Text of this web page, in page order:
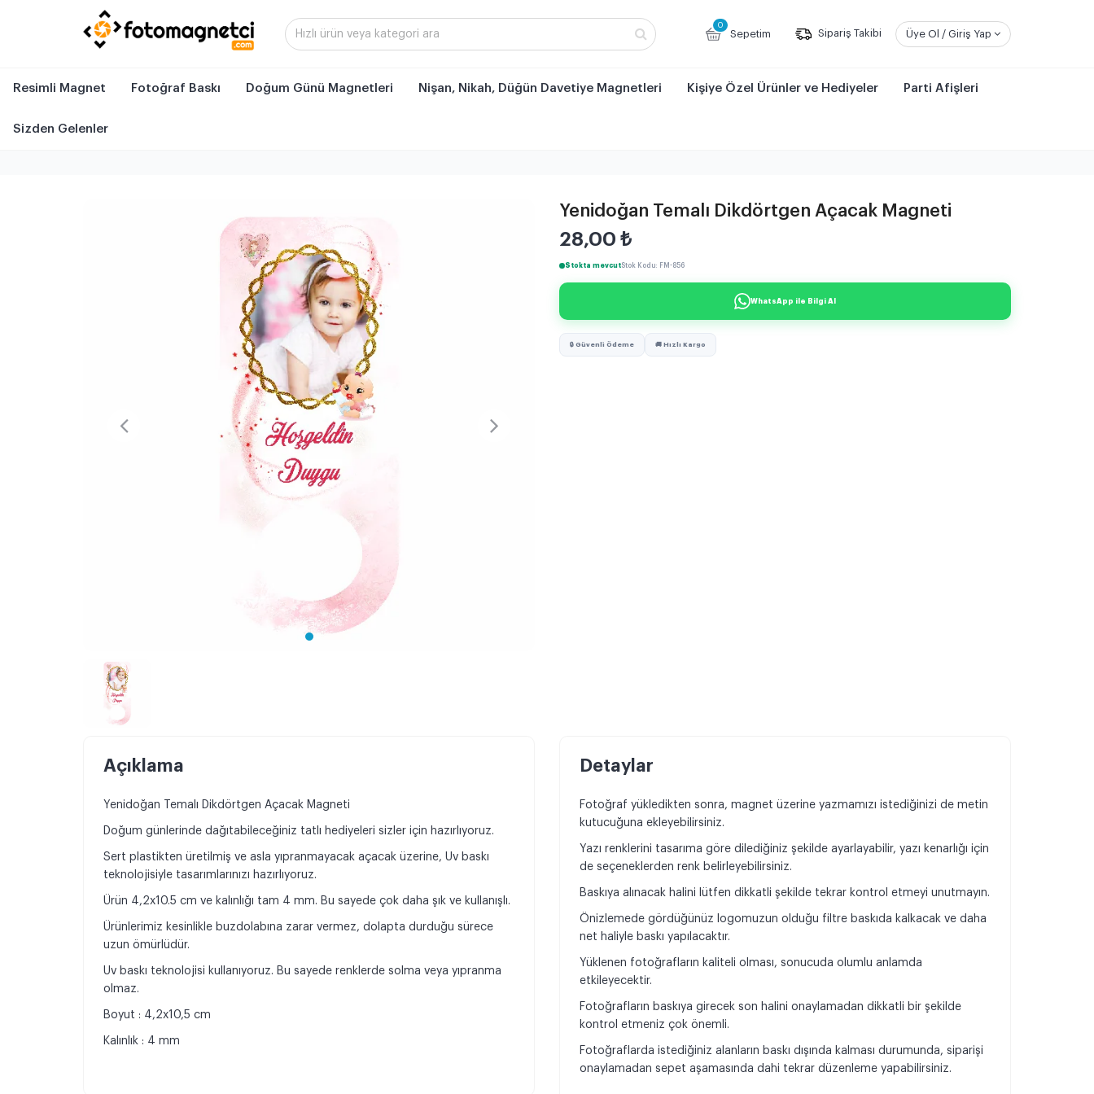
Sepetim
0
Sipariş Takibi Üye Ol / Giriş Yap
Resimli Magnet Fotoğraf Baskı Doğum Günü Magnetleri Nişan, Nikah, Düğün Davetiye Magnetleri Kişiye Özel Ürünler ve Hediyeler Parti Afişleri
Sizden Gelenler
Yenidoğan Temalı Dikdörtgen Açacak Magneti
28,00 ₺
Stokta mevcutStok Kodu: FM-856
WhatsApp ile Bilgi Al
🔒 Güvenli Ödeme 🚚 Hızlı Kargo
Açıklama
Yenidoğan Temalı Dikdörtgen Açacak Magneti
Doğum günlerinde dağıtabileceğiniz tatlı hediyeleri sizler için hazırlıyoruz.
Sert plastikten üretilmiş ve asla yıpranmayacak açacak üzerine, Uv baskı
teknolojisiyle tasarımlarınızı hazırlıyoruz.
Ürün 4,2x10.5 cm ve kalınlığı tam 4 mm. Bu sayede çok daha şık ve kullanışlı.
Ürünlerimiz kesinlikle buzdolabına zarar vermez, dolapta durduğu sürece
uzun ömürlüdür.
Uv baskı teknolojisi kullanıyoruz. Bu sayede renklerde solma veya yıpranma
olmaz.
Boyut : 4,2x10,5 cm
Kalınlık : 4 mm
Detaylar
Fotoğraf yükledikten sonra, magnet üzerine yazmamızı istediğinizi de metin
kutucuğuna ekleyebilirsiniz.
Yazı renklerini tasarıma göre dilediğiniz şekilde ayarlayabilir, yazı kenarlığı için
de seçeneklerden renk belirleyebilirsiniz.
Baskıya alınacak halini lütfen dikkatli şekilde tekrar kontrol etmeyi unutmayın.
Önizlemede gördüğünüz logomuzun olduğu filtre baskıda kalkacak ve daha
net haliyle baskı yapılacaktır.
Yüklenen fotoğrafların kaliteli olması, sonucuda olumlu anlamda
etkileyecektir.
Fotoğrafların baskıya girecek son halini onaylamadan dikkatli bir şekilde
kontrol etmeniz çok önemli.
Fotoğraflarda istediğiniz alanların baskı dışında kalması durumunda, siparişi
onaylamadan sepet aşamasında dahi tekrar düzenleme yapabilirsiniz.